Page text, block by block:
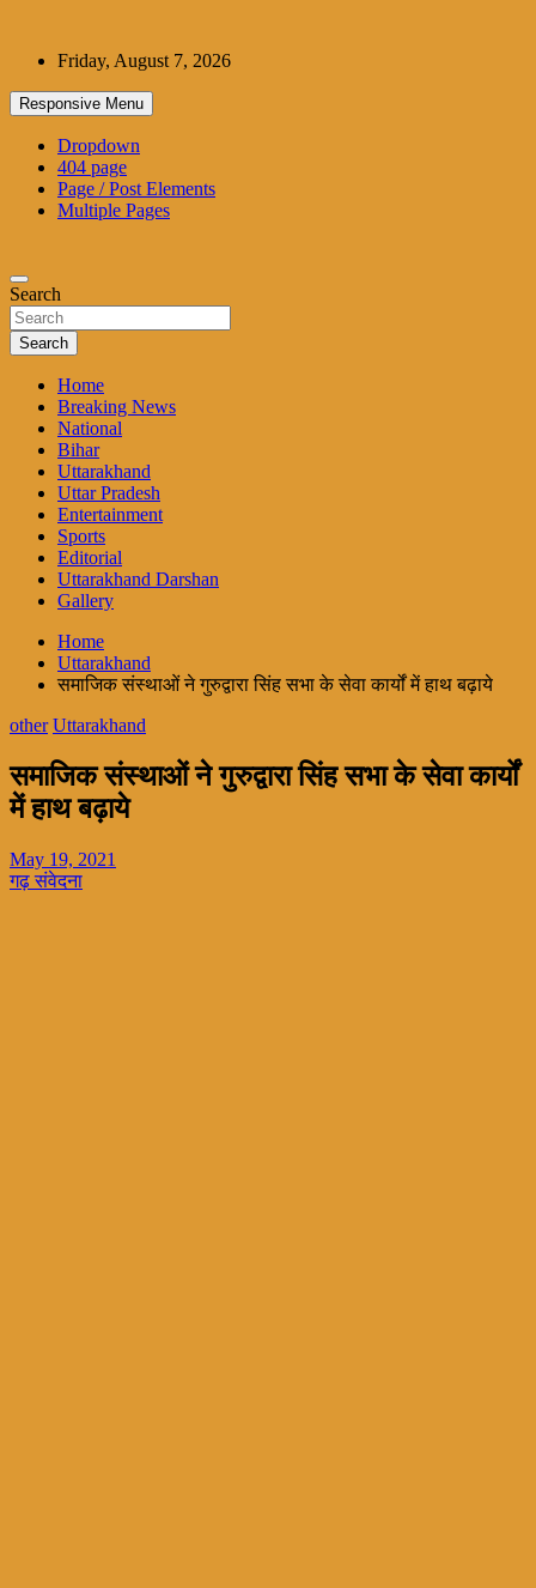
contentFriday, August 7, 2026
Responsive Menu
Dropdown
404 page
Page / Post Elements
Multiple Pages
Search
Search
Home
Breaking News
National
Bihar
Uttarakhand
Uttar Pradesh
Entertainment
Sports
Editorial
Uttarakhand Darshan
Gallery
Home
Uttarakhand
समाजिक संस्थाओं ने गुरुद्वारा सिंह सभा के सेवा कार्यों में हाथ बढ़ाये
other Uttarakhand
समाजिक संस्थाओं ने गुरुद्वारा सिंह सभा के सेवा कार्यों
में हाथ बढ़ाये
May 19, 2021
गढ़ संवेदना